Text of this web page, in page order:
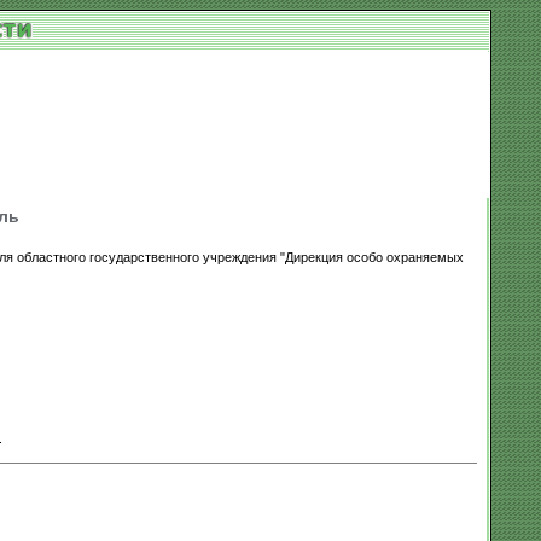
областного государственного учреждения "Дирекция особо охраняемых